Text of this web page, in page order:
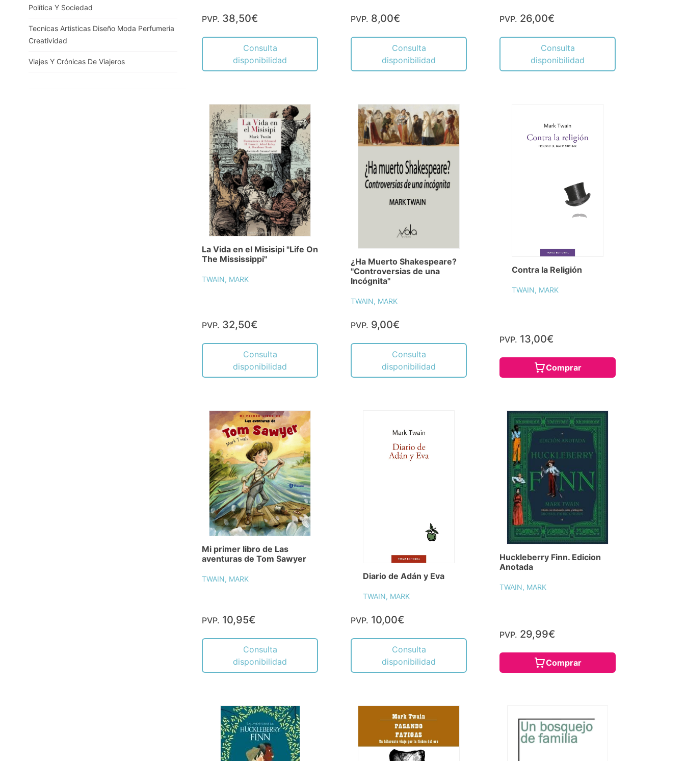
Política Y Sociedad
Tecnicas Artisticas Diseño Moda Perfumeria
Creatividad
Viajes Y Crónicas De Viajeros
PVP. 38,50€
Consulta
disponibilidad
PVP. 8,00€
Consulta
disponibilidad
PVP. 26,00€
Consulta
disponibilidad
La Vida en el Misisipi "Life On
The Mississippi"
TWAIN, MARK
PVP. 32,50€
Consulta
disponibilidad
¿Ha Muerto Shakespeare?
"Controversias de una
Incógnita"
TWAIN, MARK
PVP. 9,00€
Consulta
disponibilidad
Contra la Religión
TWAIN, MARK
PVP. 13,00€
Comprar
Mi primer libro de Las
aventuras de Tom Sawyer
TWAIN, MARK
PVP. 10,95€
Consulta
disponibilidad
Diario de Adán y Eva
TWAIN, MARK
PVP. 10,00€
Consulta
disponibilidad
Huckleberry Finn. Edicion
Anotada
TWAIN, MARK
PVP. 29,99€
Comprar